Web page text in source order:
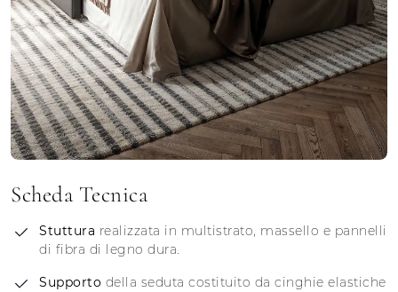
Scheda Tecnica
Stuttura realizzata in multistrato, massello e pannelli
di fibra di legno dura.
Supporto della seduta costituito da cinghie elastiche